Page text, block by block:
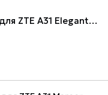
Чехол Silicone Cover Full Camera для ZTE A31 Elegant Purple